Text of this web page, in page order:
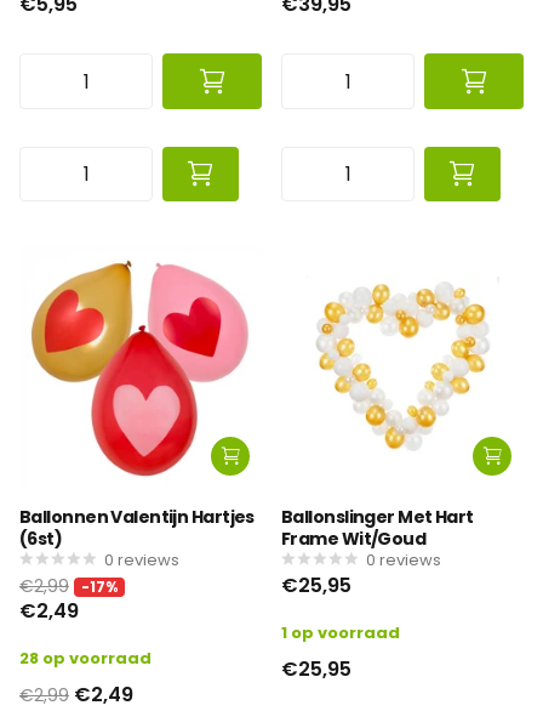
Ballonnen Valentijn Hartjes
(6st)
0 reviews
€2,99 -17%
€2,49
28 op voorraad
€2,99 €2,49
Ballonslinger Met Hart
Frame Wit/Goud
0 reviews
€25,95
1 op voorraad
€25,95